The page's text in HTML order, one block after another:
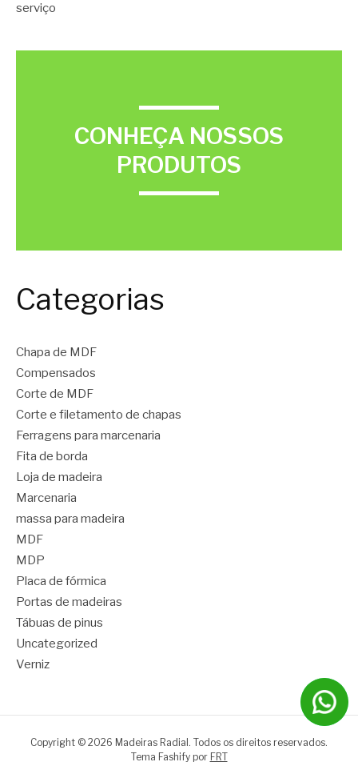
serviço
CONHEÇA NOSSOS
PRODUTOS
Categorias
Chapa de MDF
Compensados
Corte de MDF
Corte e filetamento de chapas
Ferragens para marcenaria
Fita de borda
Loja de madeira
Marcenaria
massa para madeira
MDF
MDP
Placa de fórmica
Portas de madeiras
Tábuas de pinus
Uncategorized
Verniz
Copyright © 2026 Madeiras Radial. Todos os direitos reservados.
Tema Fashify por FRT